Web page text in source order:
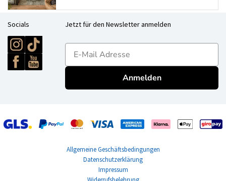
Socials Jetzt für den Newsletter anmelden
E-mailadres
Anmelden
Allgemeine Geschäftsbedingungen
Datenschutzerklärung
Impressum